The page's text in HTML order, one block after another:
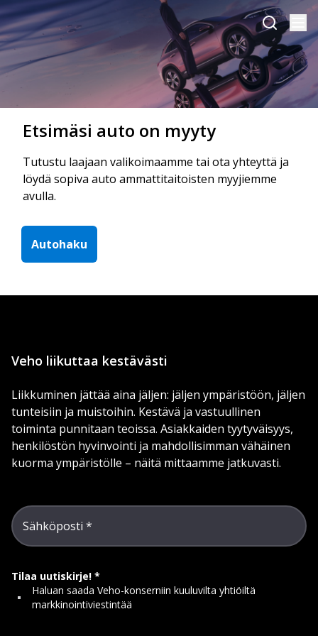
Etsimäsi auto on myyty
Tutustu laajaan valikoimaamme tai ota yhteyttä ja
löydä sopiva auto ammattitaitoisten myyjiemme
avulla.
Autohaku
Veho liikuttaa kestävästi
Liikkuminen jättää aina jäljen: jäljen ympäristöön, jäljen
tunteisiin ja muistoihin. Kestävä ja vastuullinen
toiminta punnitaan teoissa. Asiakkaiden tyytyväisyys,
henkilöstön hyvinvointi ja mahdollisimman vähäinen
kuorma ympäristölle – näitä mittaamme jatkuvasti.
Sähköposti
Tilaa uutiskirje!
Haluan saada Veho-konserniin kuuluvilta yhtiöiltä
markkinointiviestintää